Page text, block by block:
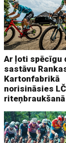
Ar ļoti spēcīgu
sastāvu
Kartonfabrikā
norisināsies
riteņbraukšanā